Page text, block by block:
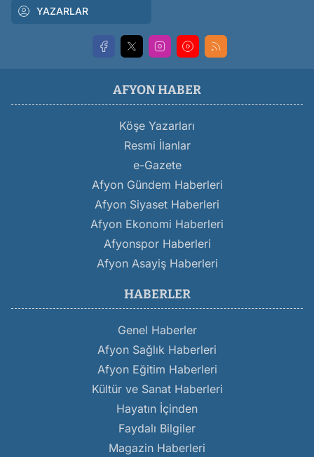
YAZARLAR
AFYON HABER
Köşe Yazarları
Resmi İlanlar
e-Gazete
Afyon Gündem Haberleri
Afyon Siyaset Haberleri
Afyon Ekonomi Haberleri
Afyonspor Haberleri
Afyon Asayiş Haberleri
HABERLER
Genel Haberler
Afyon Sağlık Haberleri
Afyon Eğitim Haberleri
Kültür ve Sanat Haberleri
Hayatın İçinden
Faydalı Bilgiler
Magazin Haberleri